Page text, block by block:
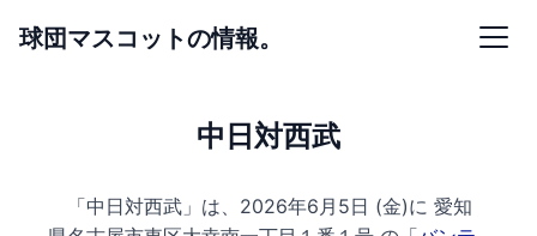
球団マスコットの情報。
中日対西武
「中日対西武」は、2026年6月5日 (金)に 愛知